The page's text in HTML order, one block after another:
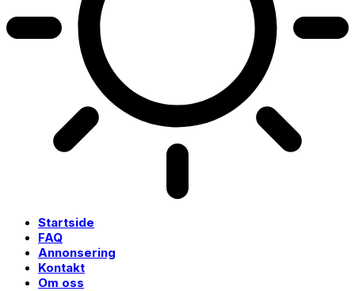
Startside
FAQ
Annonsering
Kontakt
Om oss